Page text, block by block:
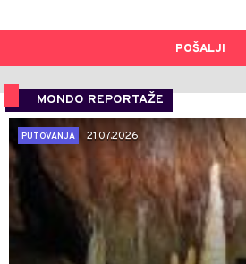
POŠALJI
MONDO REPORTAŽE
PUTOVANJA
21.07.2026.